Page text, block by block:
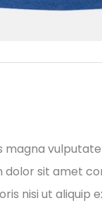
magna
sit amet
nisi ut aliquip